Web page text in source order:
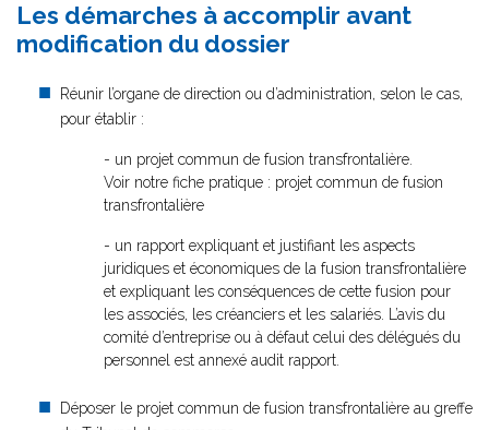
Les démarches à accomplir avant
modification du dossier
Réunir l’organe de direction ou d’administration, selon le cas,
pour établir :
- un projet commun de fusion transfrontalière.
Voir notre fiche pratique : projet commun de fusion
transfrontalière
- un rapport expliquant et justifiant les aspects
juridiques et économiques de la fusion transfrontalière
et expliquant les conséquences de cette fusion pour
les associés, les créanciers et les salariés. L’avis du
comité d’entreprise ou à défaut celui des délégués du
personnel est annexé audit rapport.
Déposer le projet commun de fusion transfrontalière au greffe